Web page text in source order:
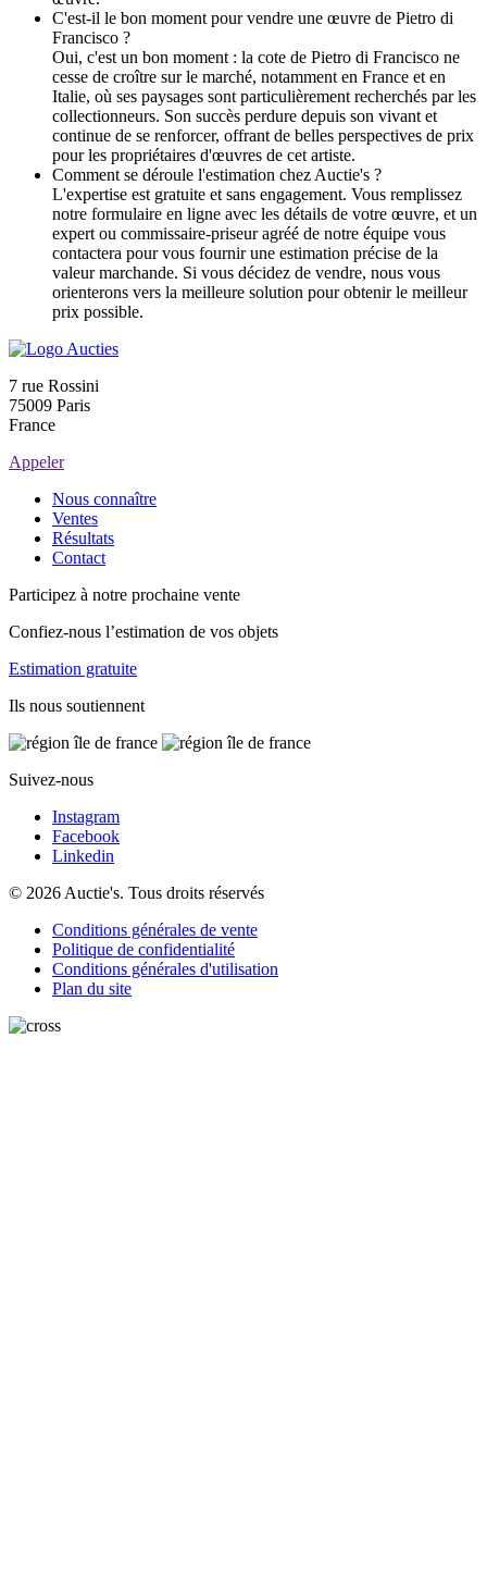
C'est-il le bon moment pour vendre une œuvre de Pietro di
Francisco ?
Oui, c'est un bon moment : la cote de Pietro di Francisco ne
cesse de croître sur le marché, notamment en France et en
Italie, où ses paysages sont particulièrement recherchés par les
collectionneurs. Son succès perdure depuis son vivant et
continue de se renforcer, offrant de belles perspectives de prix
pour les propriétaires d'œuvres de cet artiste.
Comment se déroule l'estimation chez Auctie's ?
L'expertise est gratuite et sans engagement. Vous remplissez
notre formulaire en ligne avec les détails de votre œuvre, et un
expert ou commissaire-priseur agréé de notre équipe vous
contactera pour vous fournir une estimation précise de la
valeur marchande. Si vous décidez de vendre, nous vous
orienterons vers la meilleure solution pour obtenir le meilleur
prix possible.
7 rue Rossini
75009 Paris
France
Appeler
Nous connaître
Ventes
Résultats
Contact
Participez à notre prochaine vente
Confiez-nous l’estimation de vos objets
Estimation gratuite
Ils nous soutiennent
Suivez-nous
Instagram
Facebook
Linkedin
© 2026 Auctie's. Tous droits réservés
Conditions générales de vente
Politique de confidentialité
Conditions générales d'utilisation
Plan du site